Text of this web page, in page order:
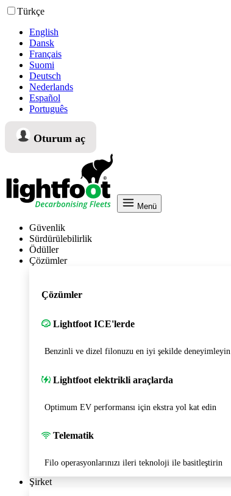
Türkçe
English
Dansk
Français
Suomi
Deutsch
Nederlands
Español
Português
Oturum aç
Menü
Güvenlik
Sürdürülebilirlik
Ödüller
Çözümler
Çözümler
Lightfoot ICE'lerde
Benzinli ve dizel filonuzu en iyi şekilde deneyimleyin
Lightfoot elektrikli araçlarda
Optimum EV performansı için ekstra yol kat edin
Telematik
Filo operasyonlarınızı ileri teknoloji ile basitleştirin
Şirket